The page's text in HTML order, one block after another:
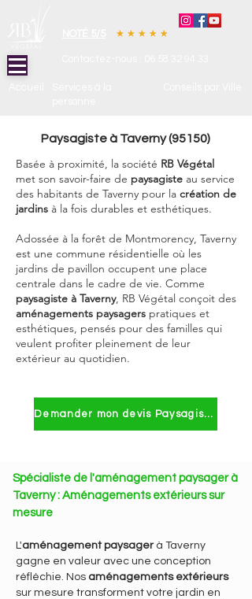
Paysagiste à Taverny (95150)
Basée à proximité, la société RB Végétal
met son savoir-faire de paysagiste au service
des habitants de Taverny pour la création de
jardins à la fois durables et esthétiques.
Adossée à la forêt de Montmorency, Taverny
est une commune résidentielle où les
jardins de pavillon occupent une place
centrale dans le cadre de vie. Comme
paysagiste à Taverny, RB Végétal conçoit des
aménagements paysagers pratiques et
esthétiques, pensés pour des familles qui
veulent profiter pleinement de leur
extérieur au quotidien.
Demander mon devis Paysagiste à Taverny
Spécialiste de l'aménagement paysager à
Taverny : Aménagements extérieurs sur
mesure
L'aménagement paysager à Taverny
gagne en valeur avec une conception
réfléchie. Nos aménagements extérieurs
sur mesure transforment votre jardin en